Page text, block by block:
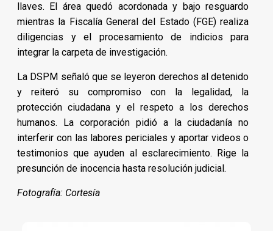
llaves. El área quedó acordonada y bajo resguardo
mientras la Fiscalía General del Estado (FGE) realiza
diligencias y el procesamiento de indicios para
integrar la carpeta de investigación.
La DSPM señaló que se leyeron derechos al detenido
y reiteró su compromiso con la legalidad, la
protección ciudadana y el respeto a los derechos
humanos. La corporación pidió a la ciudadanía no
interferir con las labores periciales y aportar videos o
testimonios que ayuden al esclarecimiento. Rige la
presunción de inocencia hasta resolución judicial.
Fotografía: Cortesía